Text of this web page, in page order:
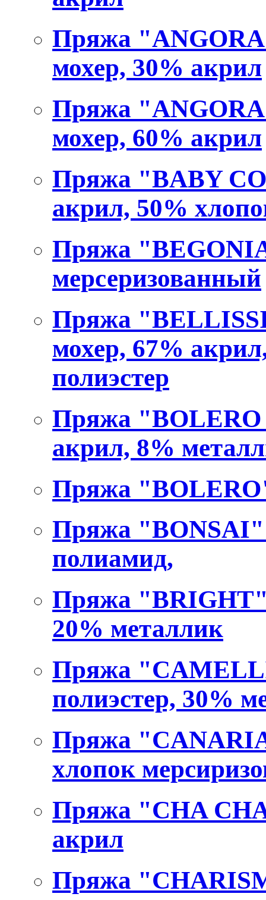
Пряжа "ANGORA
мохер, 30% акрил
Пряжа "ANGORA
мохер, 60% акрил
Пряжа "BABY
акрил, 50%
Пряжа
мерсеризованный
Пряжа
мохер, 67%
полиэстер
Пряжа "BOLERO
акрил, 8%
Пряжа
Пряжа "BONSAI"
полиамид,
Пряжа "BRIGHT"
20% металлик
Пряжа
полиэстер, 30%
Пряжа
хлопок
Пряжа "CHA
акрил
Пряжа